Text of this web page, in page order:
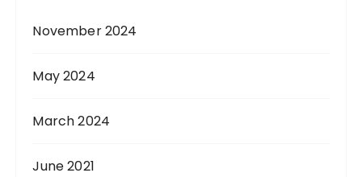
November 2024
May 2024
March 2024
June 2021